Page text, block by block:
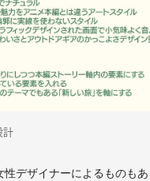
計
性デザイナーによるものも